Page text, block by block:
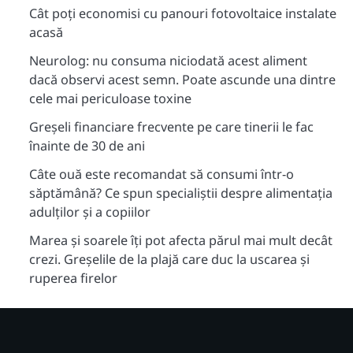
Cât poți economisi cu panouri fotovoltaice instalate
acasă
Neurolog: nu consuma niciodată acest aliment
dacă observi acest semn. Poate ascunde una dintre
cele mai periculoase toxine
Greșeli financiare frecvente pe care tinerii le fac
înainte de 30 de ani
Câte ouă este recomandat să consumi într-o
săptămână? Ce spun specialiștii despre alimentația
adulților și a copiilor
Marea și soarele îți pot afecta părul mai mult decât
crezi. Greșelile de la plajă care duc la uscarea și
ruperea firelor